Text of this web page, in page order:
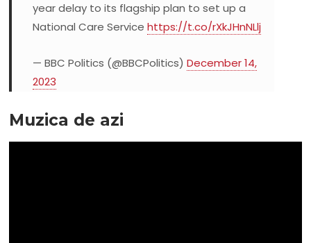
year delay to its flagship plan to set up a
National Care Servicehttps://t.co/rXkJHnNLlj
— BBC Politics (@BBCPolitics)December 14,
2023
Muzica de azi